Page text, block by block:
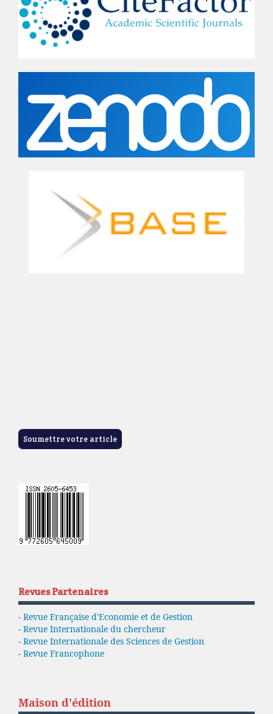
Soumettre votre article
Revues Partenaires
- Revue Française d'Economie et de Gestion
- Revue Internationale du chercheur
- Revue Internationale des Sciences de Gestion
- Revue Francophone
Maison d'édition